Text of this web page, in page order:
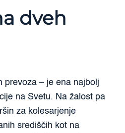
dveh
prevoza – je ena najbolj
na Svetu. Na žalost pa
za kolesarjenje
središčih kot na